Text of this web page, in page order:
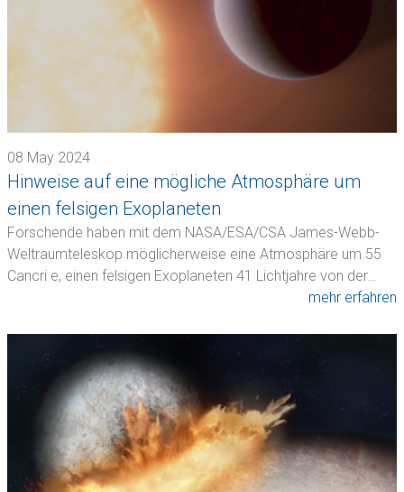
08 May 2024
Hinweise auf eine mögliche Atmosphäre um
einen felsigen Exoplaneten
Forschende haben mit dem NASA/ESA/CSA James-Webb-
Weltraumteleskop möglicherweise eine Atmosphäre um 55
Cancri e, einen felsigen Exoplaneten 41 Lichtjahre von der…
mehr erfahren